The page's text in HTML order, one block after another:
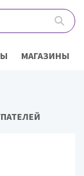
МАГАЗИНЫ